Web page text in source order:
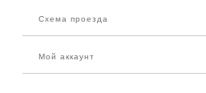
Схема проезда
Мой аккаунт